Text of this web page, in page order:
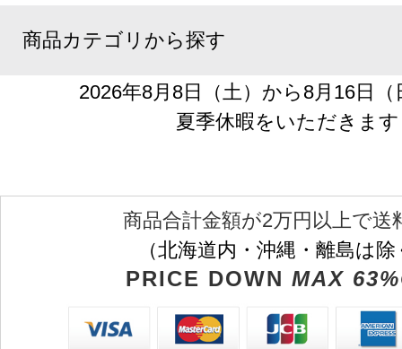
商品カテゴリから探す
2026年8月8日（土）から8月16日
夏季休暇をいただきます
商品合計金額が2万円以上で送
（北海道内・沖縄・離島は
PRICE DOWN MAX